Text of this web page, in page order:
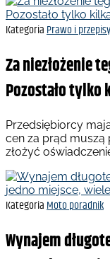
KategoriaPrawo i przepisy
Za niezłożenie
Pozostało tylko
Przedsiębiorcy
cen za prąd muszą
złożyć
KategoriaMoto poradnik
Wynajem